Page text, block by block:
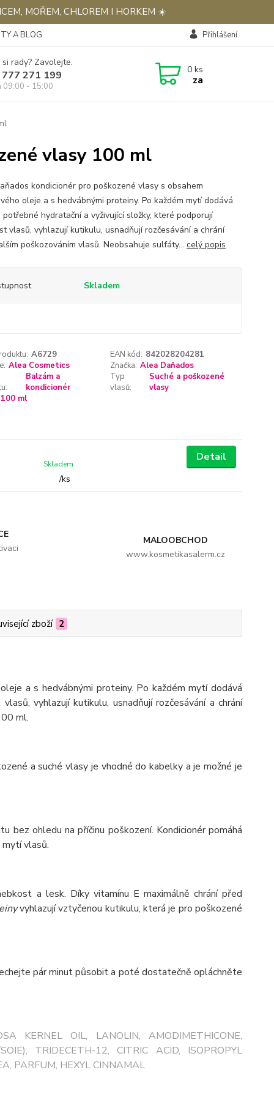
MOŘEM, CHLOREM I HORKEM ☀️
A BLOG Přihlášení
rady? Zavolejte.
271 199
09:00 - 15:00
0 ks
za
vlasy 100 ml
kondicionér pro poškozené vlasy s obsahem
oleje a s hedvábnými proteiny. Po každém mytí dodává
potřebné hydratační a vyživující složky, které podporují
vlasů, vyhlazují kutikulu, usnadňují rozčesávání a chrání
poškozováním vlasů. Neobsahuje sulfáty... celý popis
Skladem
A6729 EAN kód: 842028204281
Alea Cosmetics Značka: Alea Daňados
Balzám a
kondicionér
Typ
vlasů:
Suché a poškozené
vlasy
100 ml
/ks
Skladem
Detail
MALOOBCHOD
www.kosmetikasalerm.cz
zboží 2
a s hedvábnými proteiny. Po každém mytí dodává
vyhlazují kutikulu, usnadňují rozčesávání a chrání
ml.
a suché vlasy je vhodné do kabelky a je možné je
ohledu na příčinu poškození. Kondicionér pomáhá
vlasů.
a lesk. Díky vitamínu E maximálně chrání před
vyhlazují vztyčenou kutikulu, která je pro poškozené
pár minut působit a poté dostatečně opláchněte
KERNEL OIL, LANOLIN, AMODIMETHICONE,
TRIDECETH-12, CITRIC ACID, ISOPROPYL
PARFUM, HEXYL CINNAMAL